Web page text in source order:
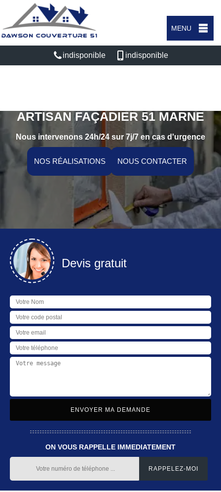
MENU
indisponible indisponible
ARTISAN FAÇADIER 51 MARNE
Nous intervenons 24h/24 sur 7j/7 en cas d'urgence
NOS RÉALISATIONS NOUS CONTACTER
Devis gratuit
ON VOUS RAPPELLE IMMEDIATEMENT